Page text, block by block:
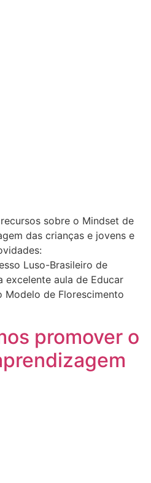
sobre o Mindset de
das crianças e jovens e
Luso-Brasileiro de
excelente aula de Educar
Modelo de Florescimento
promover o